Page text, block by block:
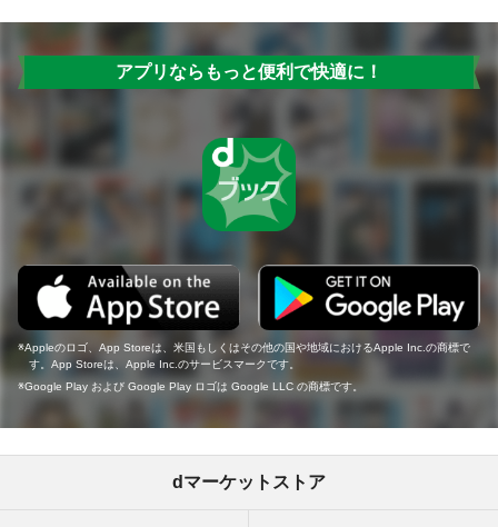
アプリならもっと便利で快適に！
Appleのロゴ、App Storeは、米国もしくはその他の国や地域におけるApple Inc.の商標で
す。App Storeは、Apple Inc.のサービスマークです。
Google Play および Google Play ロゴは Google LLC の商標です。
dマーケットストア